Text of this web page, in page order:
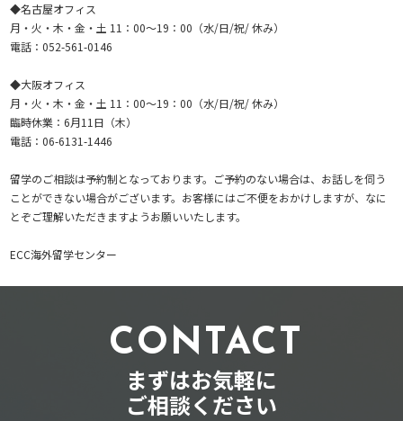
◆名古屋オフィス
月・火・木・金・土 11：00～19：00（水/日/祝/ 休み）
電話：052-561-0146
◆大阪オフィス
月・火・木・金・土 11：00～19：00（水/日/祝/ 休み）
臨時休業：6月11日（木）
電話：06-6131-1446
留学のご相談は予約制となっております。ご予約のない場合は、お話しを伺う
ことができない場合がございます。お客様にはご不便をおかけしますが、なに
とぞご理解いただきますようお願いいたします。
ECC海外留学センター
CONTACT
まずはお気軽に
ご相談ください